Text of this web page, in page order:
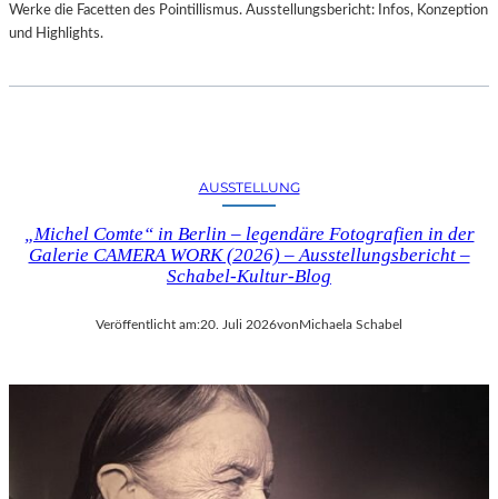
Werke die Facetten des Pointillismus. Ausstellungsbericht: Infos, Konzeption
und Highlights.
AUSSTELLUNG
„Michel Comte“ in Berlin – legendäre Fotografien in der
Galerie CAMERA WORK (2026) – Ausstellungsbericht –
Schabel-Kultur-Blog
Veröffentlicht am:20. Juli 2026vonMichaela Schabel